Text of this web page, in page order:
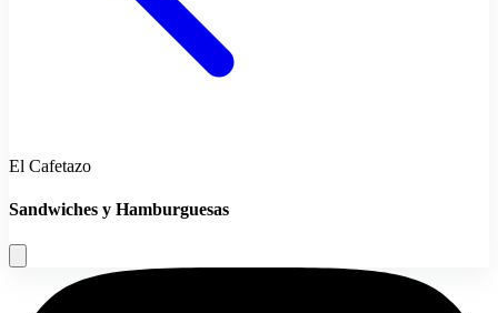
El Cafetazo
Sandwiches y Hamburguesas